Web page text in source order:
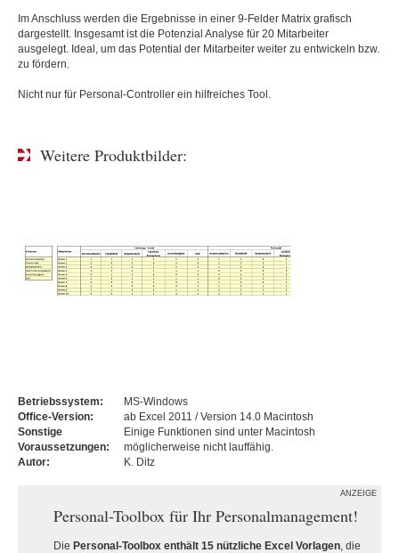
Im Anschluss werden die Ergebnisse in einer 9-Felder Matrix grafisch
dargestellt. Insgesamt ist die Potenzial Analyse für 20 Mitarbeiter
ausgelegt. Ideal, um das Potential der Mitarbeiter weiter zu entwickeln bzw.
zu fördern.
Nicht nur für Personal-Controller ein hilfreiches Tool.
Weitere Produktbilder:
Betriebssystem:
MS-Windows
Office-Version:
ab Excel 2011 / Version 14.0 Macintosh
Sonstige
Voraussetzungen:
Einige Funktionen sind unter Macintosh
möglicherweise nicht lauffähig.
Autor:
K. Ditz
ANZEIGE
Personal-Toolbox für Ihr Personalmanagement!
Die Personal-Toolbox enthält 15 nützliche Excel Vorlagen, die